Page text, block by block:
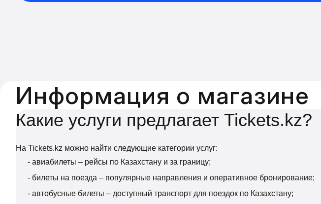
Информация о магазине
Какие услуги предлагает Tickets.kz?
На Tickets.kz можно найти следующие категории услуг:
- авиабилеты – рейсы по Казахстану и за границу;
- билеты на поезда – популярные направления и оперативное бронирование;
- автобусные билеты – доступный транспорт для поездок по Казахстану;